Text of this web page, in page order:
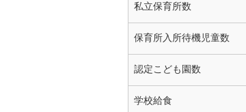
私立保育所数
保育所入所待機児童数
認定こども園数
学校給食